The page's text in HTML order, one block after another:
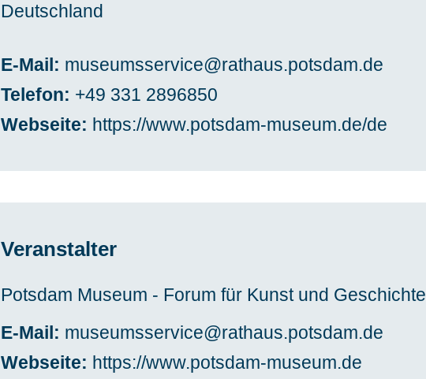
Deutschland
E-Mail
museumsservice@rathaus.potsdam.de
Telefon
+49 331 2896850
Webseite
https://www.potsdam-museum.de/de
Veranstalter
Potsdam Museum - Forum für Kunst und Geschichte
E-Mail
museumsservice@rathaus.potsdam.de
Webseite
https://www.potsdam-museum.de